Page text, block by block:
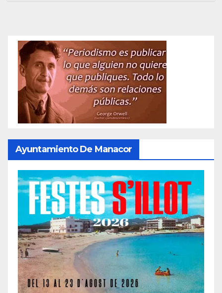
Ayuntamiento De Manacor